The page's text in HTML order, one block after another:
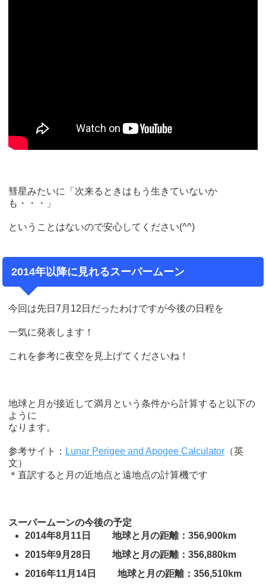
彗星みたいに「次来るときはもう生きていないか
も・・・」
ということはないので安心してください(^^)
2014年以降に見れるスーパームーン
今回は先日7月12日だったわけですが今後の日程を
一気に発表します！
これを参考に夜空を見上げてくださいね！
地球と月が接近して満月という条件から計算すると以下の
ように
なります。
参考サイト： Lunar Perigee and Apogee Calculator （英
文）
＊直訳すると月の近地点と遠地点の計算機です
スーパームーンの今後の予定
2014年8月11日 地球と月の距離：356,900km
2015年9月28日 地球と月の距離：356,880km
2016年11月14日 地球と月の距離：356,510km